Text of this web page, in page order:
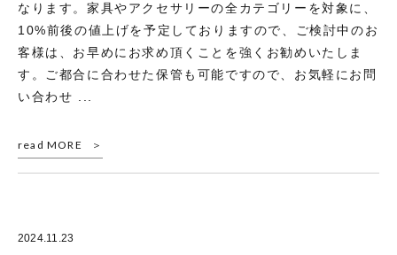
なります。家具やアクセサリーの全カテゴリーを対象に、
10%前後の値上げを予定しておりますので、ご検討中のお
客様は、お早めにお求め頂くことを強くお勧めいたしま
す。ご都合に合わせた保管も可能ですので、お気軽にお問
い合わせ ...
read MORE
2024.11.23